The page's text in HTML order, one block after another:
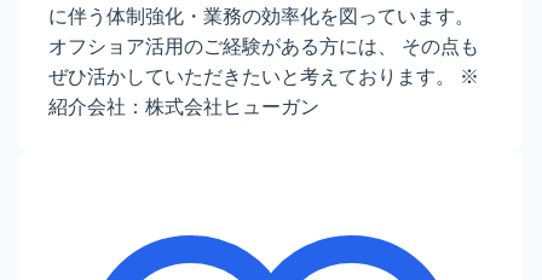
に伴う体制強化・業務の効率化を図っています。
オフショア活用のご経験がある方には、 その点も
ぜひ活かしていただきたいと考えております。 ※
紹介会社：株式会社ヒューガン